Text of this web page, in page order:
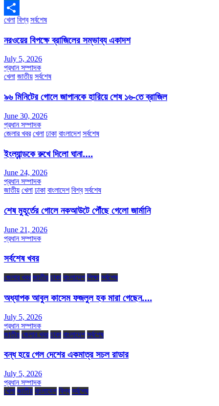
WhatsApp
Share
খেলা বিশ্ব সর্বশেষ
নরওয়ের বিপক্ষে ব্রাজিলের সম্ভাব্য একাদশ
July 5, 2026
প্রধান সম্পাদক
খেলা জাতীয় সর্বশেষ
৯৬ মিনিটের গোলে জাপানকে হারিয়ে শেষ ১৬-তে ব্রাজিল
June 30, 2026
প্রধান সম্পাদক
জেলার খবর খেলা ঢাকা বাংলাদেশ সর্বশেষ
ইংল্যান্ডকে রুখে দিলো ঘানা….
June 24, 2026
প্রধান সম্পাদক
জাতীয় খেলা ঢাকা বাংলাদেশ বিশ্ব সর্বশেষ
শেষ মুহূর্তের গোলে নকআউটে পৌঁছে গেলো জার্মানি
June 21, 2026
প্রধান সম্পাদক
সর্বশেষ খবর
জেলার খবর জাতীয় ঢাকা বাংলাদেশ শিক্ষা সর্বশেষ
অধ্যাপক আবুল কাসেম ফজলুল হক মারা গেছেন….
July 5, 2026
প্রধান সম্পাদক
জাতীয় জেলার খবর ঢাকা বাংলাদেশ সর্বশেষ
বন্ধ হয়ে গেল দেশের একমাত্র সচল রাডার
July 5, 2026
প্রধান সম্পাদক
খেলা জাতীয় বাংলাদেশ বিশ্ব সর্বশেষ